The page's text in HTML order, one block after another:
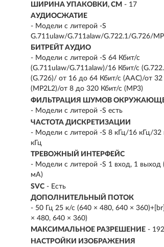
ШИРИНА УПАКОВКИ, СМ - 17
АУДИОСЖАТИЕ
- Модели с литерой -S
G.711ulaw/G.711alaw/G.722.1/G.726/
БИТРЕЙТ АУДИО
- Модели с литерой -S 64 Кбит/с
(G.711ulaw/G.711alaw)/16 Кбит/с
(G.726)/ от 16 до 64 Кбит/с (AAC)/от
(MP2L2)/от 8 до 320 Кбит/с (MP3)
ФИЛЬТРАЦИЯ ШУМОВ
- Модели с литерой -S есть
ЧАСТОТА ДИСКРЕТИЗАЦИИ
- Модели с литерой -S 8 кГц/16 кГц/32
кГц
ТРЕВОЖНЫЙ ИНТЕРФЕЙС
- Модели с литерой -S 1 вход, 1 выход
мA)
SVC - Есть
ДОПОЛНИТЕЛЬНЫЙ ПОТОК
- 50 Гц 25 к/с (640 × 480, 640 ×
× 480, 640 × 360)
МАКСИМАЛЬНОЕ РАЗРЕШЕНИЕ -
НАСТРОЙКИ ИЗОБРАЖЕНИЯ